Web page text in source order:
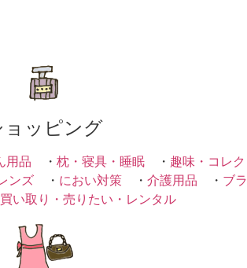
ョッピング
用品 ・ 枕・寝具・睡眠 ・ 趣味・コレク
ンズ・ におい対策・ 介護用品 ・ ブラ
買い取り・売りたい・レンタル